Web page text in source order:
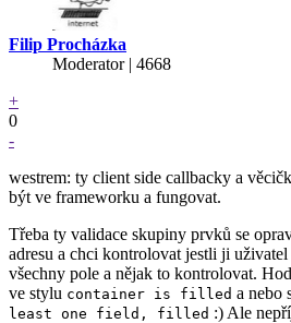
Filip Procházka
Moderator | 4668
+
0
-
westrem: ty client side callbacky a
být ve frameworku a fungovat.
Třeba ty validace skupiny prvků se
adresu a chci kontrolovat jestli ji
všechny pole a nějak to kontrolovat.
ve stylu container is filled a nebo
least one field, filled :) Ale